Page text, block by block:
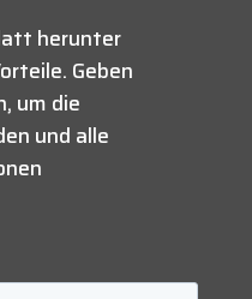
herunter
Geben
um die
und alle